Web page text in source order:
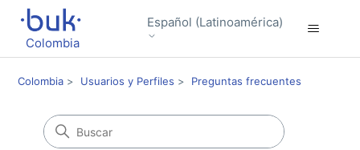
Colombia
Español (Latinoamérica)
Colombia Usuarios y Perfiles Preguntas frecuentes